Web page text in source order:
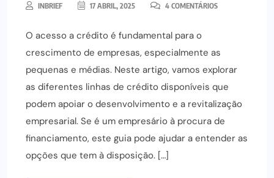
INBRIEF 17 ABRIL, 2025 4 COMENTÁRIOS
O acesso a crédito é fundamental para o
crescimento de empresas, especialmente as
pequenas e médias. Neste artigo, vamos explorar
as diferentes linhas de crédito disponíveis que
podem apoiar o desenvolvimento e a revitalização
empresarial. Se é um empresário à procura de
financiamento, este guia pode ajudar a entender as
opções que tem à disposição. […]